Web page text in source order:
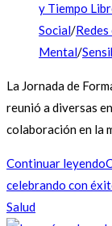
y Tiempo
Social/
Mental/
La Jornada de
reunió a diversas
colaboración en la
Continuar leyendo
celebrando con
Salud